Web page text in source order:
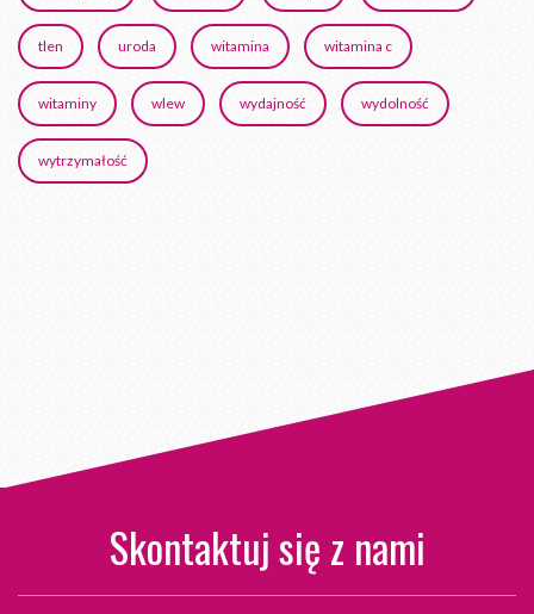
tlen uroda witamina witamina c
witaminy wlew wydajność wydolność
wytrzymałość
Skontaktuj się z nami